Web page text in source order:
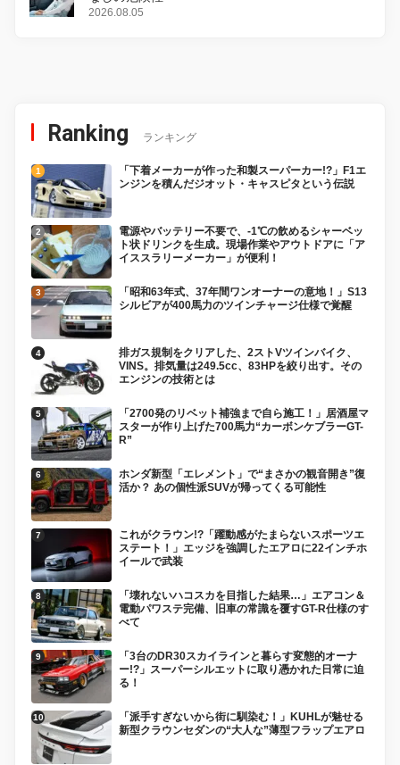
2026.08.05
Ranking ランキング
「下着メーカーが作った和製スーパーカー!?」F1エ
ンジンを積んだジオット・キャスピタという伝説
電源やバッテリー不要で、-1℃の飲めるシャーベッ
ト状ドリンクを生成。現場作業やアウトドアに「ア
イススラリーメーカー」が便利！
「昭和63年式、37年間ワンオーナーの意地！」S13
シルビアが400馬力のツインチャージ仕様で覚醒
排ガス規制をクリアした、2ストVツインバイク、
VINS。排気量は249.5cc、83HPを絞り出す。その
エンジンの技術とは
「2700発のリベット補強まで自ら施工！」居酒屋マ
スターが作り上げた700馬力“カーボンケブラーGT-
R”
ホンダ新型「エレメント」で“まさかの観音開き”復
活か？ あの個性派SUVが帰ってくる可能性
これがクラウン!?「躍動感がたまらないスポーツエ
ステート！」エッジを強調したエアロに22インチホ
イールで武装
「壊れないハコスカを目指した結果…」エアコン＆
電動パワステ完備、旧車の常識を覆すGT-R仕様のす
べて
「3台のDR30スカイラインと暮らす変態的オーナ
ー!?」スーパーシルエットに取り憑かれた日常に迫
る！
「派手すぎないから街に馴染む！」KUHLが魅せる
新型クラウンセダンの“大人な”薄型フラップエアロ